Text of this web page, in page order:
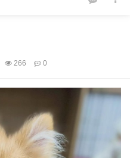
266 0